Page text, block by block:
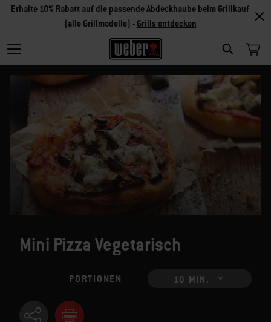
SEARCH
Erhalte 10% Rabatt auf die passende Abdeckhaube beim Grillkauf
(alle Grillmodelle) - Grills entdecken
Mini Pizza Vegetarisch
PORTIONEN 10 MIN.